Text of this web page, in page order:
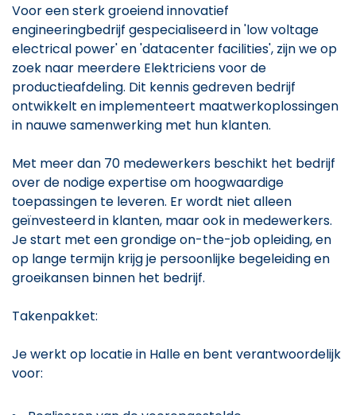
Voor een sterk groeiend innovatief
engineeringbedrijf gespecialiseerd in 'low voltage
electrical power' en 'datacenter facilities', zijn we op
zoek naar meerdere Elektriciens voor de
productieafdeling. Dit kennis gedreven bedrijf
ontwikkelt en implementeert maatwerkoplossingen
in nauwe samenwerking met hun klanten.
Met meer dan 70 medewerkers beschikt het bedrijf
over de nodige expertise om hoogwaardige
toepassingen te leveren. Er wordt niet alleen
geïnvesteerd in klanten, maar ook in medewerkers.
Je start met een grondige on-the-job opleiding, en
op lange termijn krijg je persoonlijke begeleiding en
groeikansen binnen het bedrijf.
Takenpakket:
Je werkt op locatie in Halle en bent verantwoordelijk
voor: